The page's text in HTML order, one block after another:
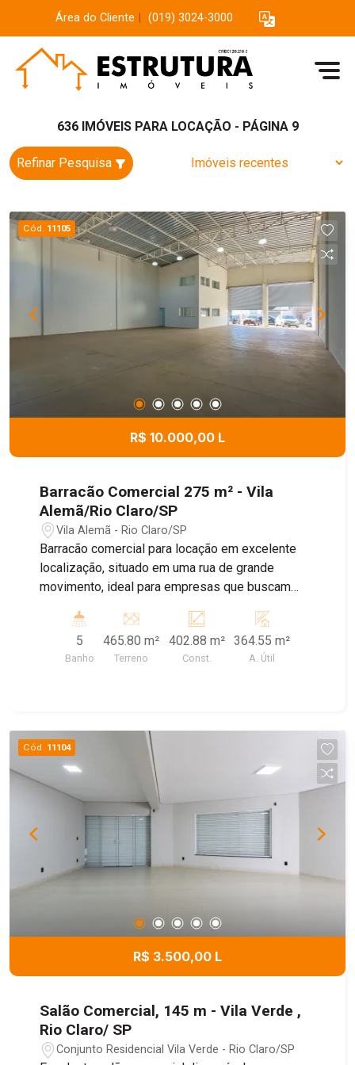
Área do Cliente (019) 3024-3000
636 IMÓVEIS PARA LOCAÇÃO - PÁGINA 9
Refinar Pesquisa
Cód. 11105
R$ 10.000,00 L
Barracão Comercial 275 m² - Vila
Alemã/Rio Claro/SP
Vila Alemã - Rio Claro/SP
Barracão comercial para locação em excelente
localização, situado em uma rua de grande
movimento, ideal para empresas que buscam
ampla área interna, porta automatizada que
garante praticidade e segurança, lavanderia
coberta, área de luz que favorece a ventilação
entrada na parte inferior, duas salas amplas e um
banheiro. No pavimento superior, há mais duas
salas de escritório e um banheiro adicional,
oferecendo um ambiente funcional e bem
distribuído para diversos tipos de negócios. Uma
excelente opção para quem procura espaço,
comodidade e localização estratégica.
5
Banho
465.80 m²
Terreno
402.88 m²
Const.
364.55 m²
A. Útil
Cód. 11104
R$ 3.500,00 L
Salão Comercial, 145 m - Vila Verde ,
Rio Claro/ SP
Conjunto Residencial Vila Verde - Rio Claro/SP